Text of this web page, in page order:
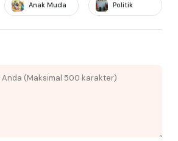
Anak Muda Politik